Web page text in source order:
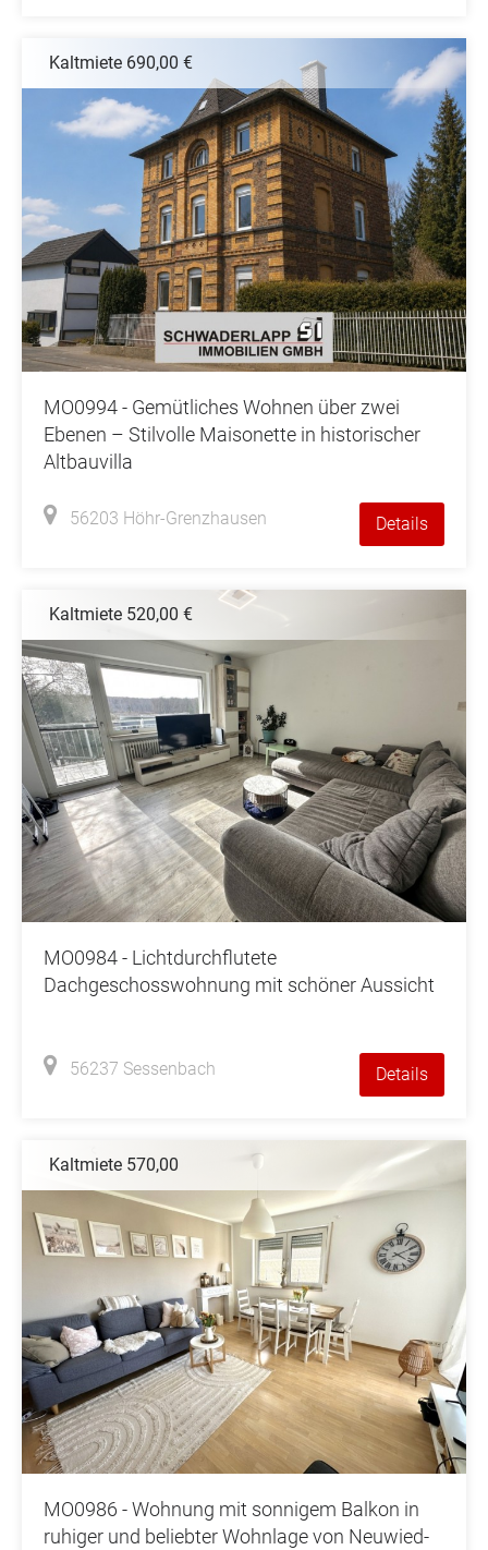
MO0994 - Gemütliches Wohnen über zwei
Ebenen – Stilvolle Maisonette in historischer
Altbauvilla
Kaltmiete 690,00 €
56203 Höhr-Grenzhausen Details
MO0984 - Lichtdurchflutete
Dachgeschosswohnung mit schöner Aussicht
Kaltmiete 520,00 €
56237 Sessenbach Details
MO0986 - Wohnung mit sonnigem Balkon in
ruhiger und beliebter Wohnlage von Neuwied-
Kaltmiete 570,00